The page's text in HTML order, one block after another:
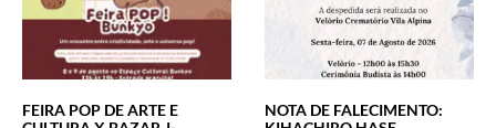
FEIRA POP DE ARTE E
NOTA DE FALECIMENTO: